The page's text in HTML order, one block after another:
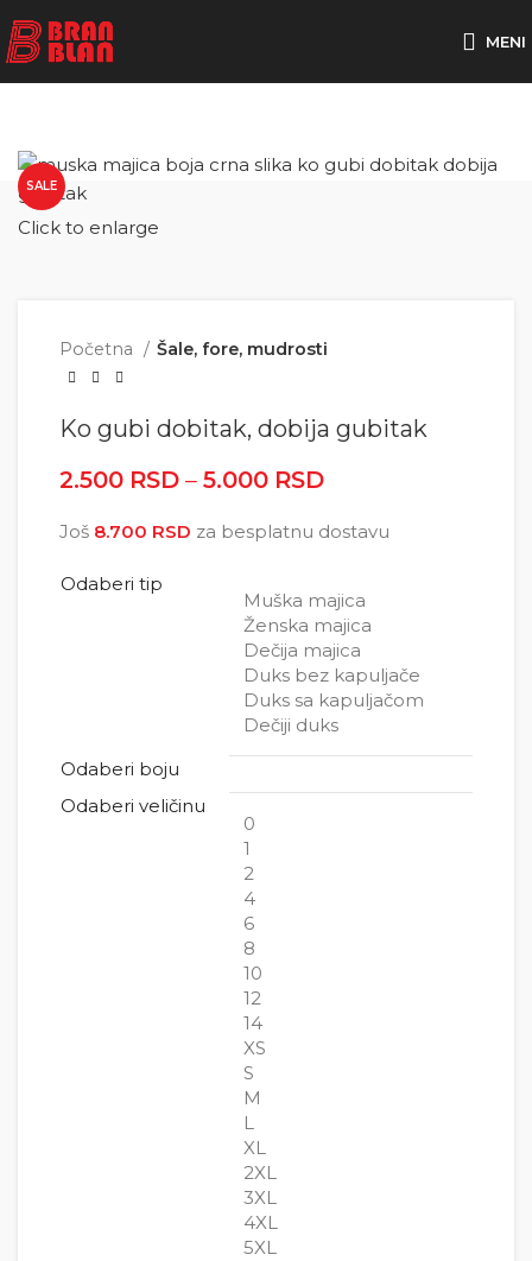
MENI
SALE
Click to enlarge
Početna Šale, fore, mudrosti
Ko gubi dobitak, dobija gubitak
2.500 RSD – 5.000 RSD
5.000 RSD
Još 8.700 RSD za besplatnu dostavu
Odaberi tip
Muška majica
Ženska majica
Dečija majica
Duks bez kapuljače
Duks sa kapuljačom
Dečiji duks
Odaberi boju
Odaberi veličinu
0
1
2
4
6
8
10
12
14
XS
S
M
L
XL
2XL
3XL
4XL
5XL